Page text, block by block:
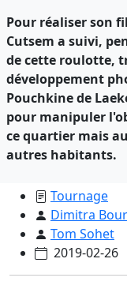
Pour réaliser son
Cutsem a suivi,
de cette roulotte,
développement
Pouchkine de
pour manipuler
ce quartier mais
autres habitants.
Tournage
Dimitra
Tom Sohet
2019-02-26